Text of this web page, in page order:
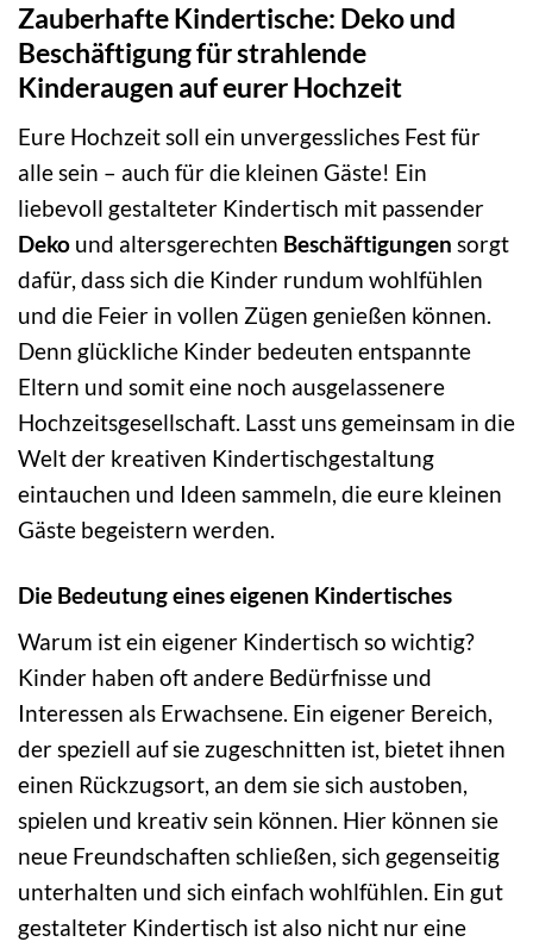
Zauberhafte Kindertische: Deko und
Beschäftigung für strahlende
Kinderaugen auf eurer Hochzeit
Eure Hochzeit soll ein unvergessliches Fest für
alle sein – auch für die kleinen Gäste! Ein
liebevoll gestalteter Kindertisch mit passender
Deko und altersgerechten Beschäftigungen sorgt
dafür, dass sich die Kinder rundum wohlfühlen
und die Feier in vollen Zügen genießen können.
Denn glückliche Kinder bedeuten entspannte
Eltern und somit eine noch ausgelassenere
Hochzeitsgesellschaft. Lasst uns gemeinsam in die
Welt der kreativen Kindertischgestaltung
eintauchen und Ideen sammeln, die eure kleinen
Gäste begeistern werden.
Die Bedeutung eines eigenen Kindertisches
Warum ist ein eigener Kindertisch so wichtig?
Kinder haben oft andere Bedürfnisse und
Interessen als Erwachsene. Ein eigener Bereich,
der speziell auf sie zugeschnitten ist, bietet ihnen
einen Rückzugsort, an dem sie sich austoben,
spielen und kreativ sein können. Hier können sie
neue Freundschaften schließen, sich gegenseitig
unterhalten und sich einfach wohlfühlen. Ein gut
gestalteter Kindertisch ist also nicht nur eine